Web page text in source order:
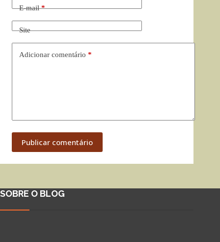
E-mail*
Site
Adicionar comentário *
Publicar comentário
SOBRE O BLOG